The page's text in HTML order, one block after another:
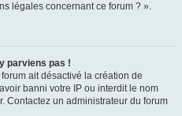
légales concernant ce forum ? ».
parviens pas !
ait désactivé la création de
banni votre IP ou interdit le nom
Contactez un administrateur du forum